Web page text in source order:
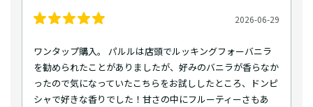
2026-06-29
ワンタップ購入。 パルルは店頭でルッキングフォーバニラ
を勧められたことがありましたが、好みのバニラが香らなか
ったので気になっていたこちらをお試ししたところ、ドンピ
シャで好きな香りでした！甘さの中にフルーティーさもあ